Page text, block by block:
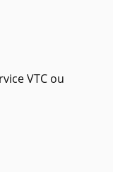
VTC ou